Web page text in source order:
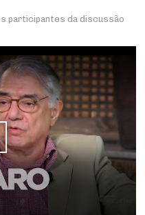
participantes da discussão